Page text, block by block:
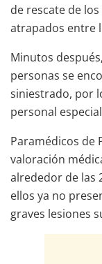
de rescate de
atrapados entre
Minutos
personas se
siniestrado, por
personal
Paramédicos de
valoración
alrededor de las
ellos ya no
graves lesiones